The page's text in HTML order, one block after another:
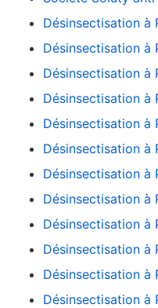
Désinsectisation à
Désinsectisation à
Désinsectisation à
Désinsectisation à
Désinsectisation à
Désinsectisation à
Désinsectisation à
Désinsectisation à
Désinsectisation à
Désinsectisation à
Désinsectisation à
Désinsectisation à